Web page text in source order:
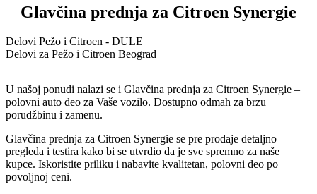
Glavčina prednja za Citroen Synergie
Delovi Pežo i Citroen - DULE
Delovi za Pežo i Citroen Beograd
U našoj ponudi nalazi se i Glavčina prednja za Citroen Synergie –
polovni auto deo za Vaše vozilo. Dostupno odmah za brzu
porudžbinu i zamenu.
Glavčina prednja za Citroen Synergie se pre prodaje detaljno
pregleda i testira kako bi se utvrdio da je sve spremno za naše
kupce. Iskoristite priliku i nabavite kvalitetan, polovni deo po
povoljnoj ceni.